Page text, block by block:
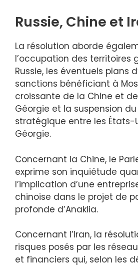
Russie, Chine et
La résolution aborde
l’occupation des territoires
Russie, les éventuels plans
sanctions bénéficiant à
croissante de la Chine et de
Géorgie et la suspension
stratégique entre les États-
Géorgie.
Concernant la Chine, le
exprime son inquiétude
l’implication d’une
chinoise dans le projet de
profonde d’Anaklia.
Concernant l’Iran, la
risques posés par les
et financiers qui, selon les